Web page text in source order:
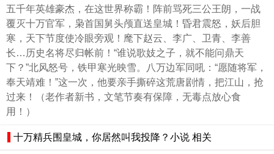
五千年英雄豪杰，在这世界称霸！阵前骂死三公王朗，一战
覆灭十万官军，枭首国舅头颅直送皇城！昏君震怒，妖后胆
寒，天下节度使冷眼旁观！麾下赵云、李广、卫青、李善
长…历史名将尽归帐前！“谁说歌妓之子，就不能问鼎天
下？”北风怒号，铁甲寒光映雪。八万边军同吼：“愿随将军，
奉天靖难！”这一次，他要亲手撕碎这荒唐剧情，把江山，抢
过来！（老作者新书，文笔节奏有保障，无毒点放心食
用！）
十万精兵围皇城，你居然叫我投降？小说 相关